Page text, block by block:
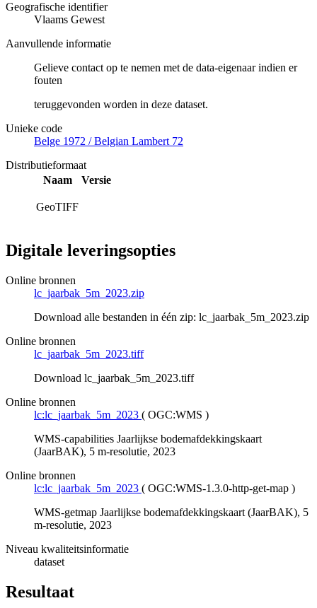
Geografische identifier
Vlaams Gewest
Aanvullende informatie
Gelieve contact op te nemen met de data-eigenaar indien er
fouten
teruggevonden worden in deze dataset.
Unieke code
Belge 1972 / Belgian Lambert 72
Distributieformaat
Naam
Versie
GeoTIFF
Digitale leveringsopties
Online bronnen
lc_jaarbak_5m_2023.zip
Download alle bestanden in één zip: lc_jaarbak_5m_2023.zip
Online bronnen
lc_jaarbak_5m_2023.tiff
Download lc_jaarbak_5m_2023.tiff
Online bronnen
lc:lc_jaarbak_5m_2023 ( OGC:WMS )
WMS-capabilities Jaarlijkse bodemafdekkingskaart
(JaarBAK), 5 m-resolutie, 2023
Online bronnen
lc:lc_jaarbak_5m_2023 ( OGC:WMS-1.3.0-http-get-map )
WMS-getmap Jaarlijkse bodemafdekkingskaart (JaarBAK), 5
m-resolutie, 2023
Niveau kwaliteitsinformatie
dataset
Resultaat